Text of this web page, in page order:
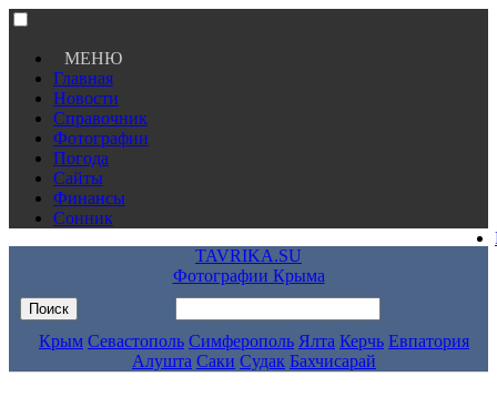
МЕНЮ
Главная
Новости
Справочник
Фотографии
Погода
Сайты
Финансы
Сонник
TAVRIKA.SU
Фотографии Крыма
Крым Севастополь Симферополь Ялта Керчь Евпатория
Алушта Саки Судак Бахчисарай